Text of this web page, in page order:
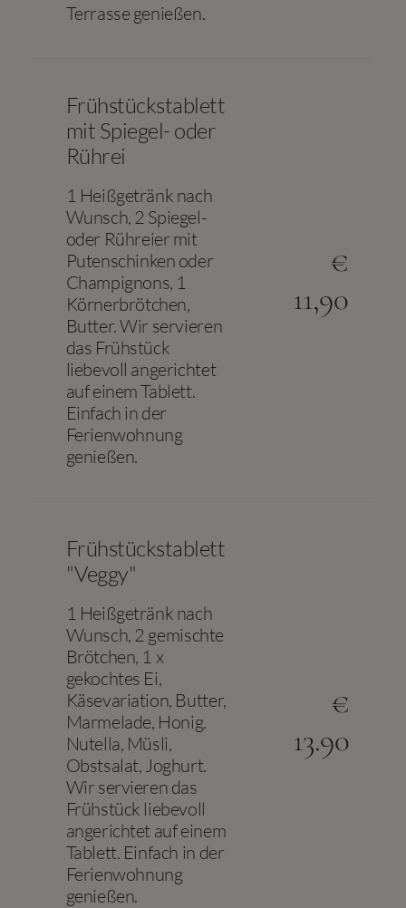
Terrasse genießen.
Frühstückstablett
mit Spiegel- oder
Rührei
1 Heißgetränk nach
Wunsch, 2 Spiegel-
oder Rühreier mit
Putenschinken oder
Champignons, 1
Körnerbrötchen,
Butter. Wir servieren
das Frühstück
liebevoll angerichtet
auf einem Tablett.
Einfach in der
Ferienwohnung
genießen.
€
11,90
Frühstückstablett
"Veggy"
1 Heißgetränk nach
Wunsch, 2 gemischte
Brötchen, 1 x
gekochtes Ei,
Käsevariation, Butter,
Marmelade, Honig.
Nutella, Müsli,
Obstsalat, Joghurt.
Wir servieren das
Frühstück liebevoll
angerichtet auf einem
Tablett. Einfach in der
Ferienwohnung
genießen.
€
13.90